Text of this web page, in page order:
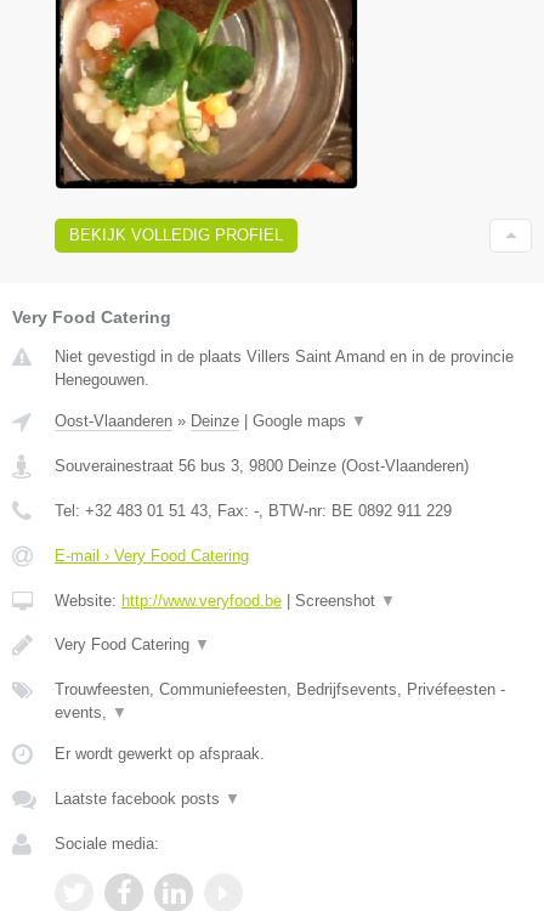
BEKIJK VOLLEDIG PROFIEL
Very Food Catering
Niet gevestigd in de plaats Villers Saint Amand en in de provincie
Henegouwen.
Oost-Vlaanderen » Deinze | Google maps ▼
Souverainestraat 56 bus 3 9800 Deinze (Oost-Vlaanderen)
Tel: +32 483 01 51 43 , Fax: - , BTW-nr: BE 0892 911 229
E-mail › Very Food Catering
Website: http://www.veryfood.be | Screenshot ▼
Very Food Catering ▼
Trouwfeesten, Communiefeesten, Bedrijfsevents, Privéfeesten -
events,
▼
Er wordt gewerkt op afspraak.
Laatste facebook posts ▼
Sociale media: